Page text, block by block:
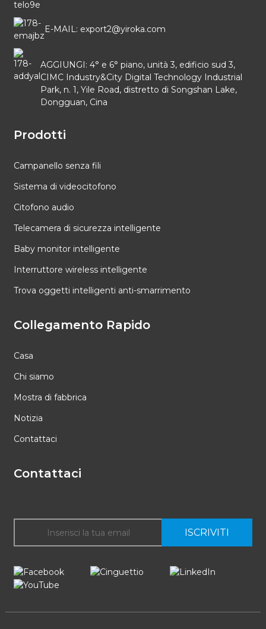
E-MAIL: export2@yiroka.com
AGGIUNGI: 4° e 6° piano, unità 3, edificio sud 3,
CIMC Industry&City Digital Technology Industrial
Park, n. 1, Yile Road, distretto di Songshan Lake,
Dongguan, Cina
Prodotti
Campanello senza fili
Sistema di videocitofono
Citofono audio
Telecamera di sicurezza intelligente
Baby monitor intelligente
Interruttore wireless intelligente
Trova oggetti intelligenti anti-smarrimento
Collegamento Rapido
Casa
Chi siamo
Mostra di fabbrica
Notizia
Contattaci
Contattaci
ISCRIVITI